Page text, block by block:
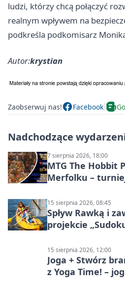
ludzi, którzy chcą połączyć
realnym wpływem na
podkreśla podkomisarz
Autor:krystian
Zaobserwuj nas! Facebook
Nadchodzące
7 sierpnia 2026, 18:00
MTG The Hobbit
Merfolku –
15 sierpnia 2026, 08:45
Spływ Rawką i
projekcie
15 sierpnia 2026, 12:00
Joga + Stwórz
z Yoga Time! –